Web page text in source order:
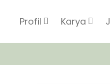
Profil Karya